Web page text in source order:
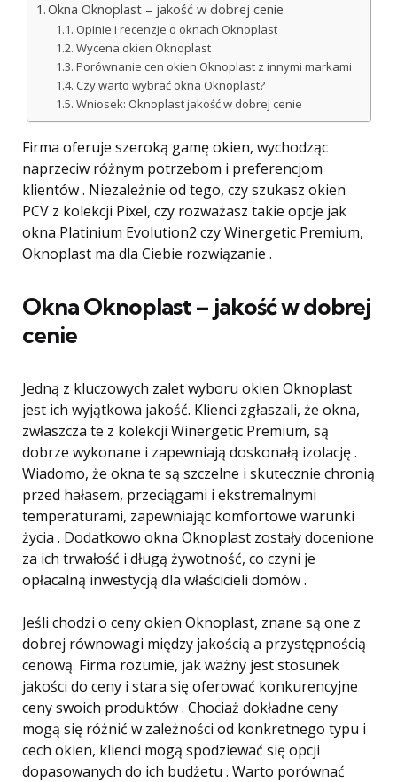
Okna Oknoplast – jakość w dobrej cenie
Opinie i recenzje o oknach Oknoplast
Wycena okien Oknoplast
Porównanie cen okien Oknoplast z innymi markami
Czy warto wybrać okna Oknoplast?
Wniosek: Oknoplast jakość w dobrej cenie
Firma oferuje szeroką gamę okien, wychodząc
naprzeciw różnym potrzebom i preferencjom
klientów . Niezależnie od tego, czy szukasz okien
PCV z kolekcji Pixel, czy rozważasz takie opcje jak
okna Platinium Evolution2 czy Winergetic Premium,
Oknoplast ma dla Ciebie rozwiązanie .
Okna Oknoplast – jakość w dobrej
cenie
Jedną z kluczowych zalet wyboru okien Oknoplast
jest ich wyjątkowa jakość. Klienci zgłaszali, że okna,
zwłaszcza te z kolekcji Winergetic Premium, są
dobrze wykonane i zapewniają doskonałą izolację .
Wiadomo, że okna te są szczelne i skutecznie chronią
przed hałasem, przeciągami i ekstremalnymi
temperaturami, zapewniając komfortowe warunki
życia . Dodatkowo okna Oknoplast zostały docenione
za ich trwałość i długą żywotność, co czyni je
opłacalną inwestycją dla właścicieli domów .
Jeśli chodzi o ceny okien Oknoplast, znane są one z
dobrej równowagi między jakością a przystępnością
cenową. Firma rozumie, jak ważny jest stosunek
jakości do ceny i stara się oferować konkurencyjne
ceny swoich produktów . Chociaż dokładne ceny
mogą się różnić w zależności od konkretnego typu i
cech okien, klienci mogą spodziewać się opcji
dopasowanych do ich budżetu . Warto porównać